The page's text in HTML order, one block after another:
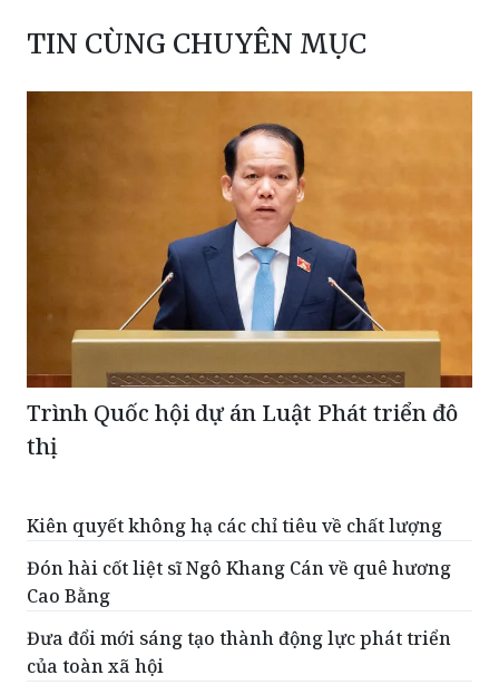
TIN CÙNG CHUYÊN MỤC
thị
Kiên quyết không hạ các chỉ tiêu về chất lượng
Đón hài cốt liệt sĩ Ngô Khang Cán về quê hương
Cao Bằng